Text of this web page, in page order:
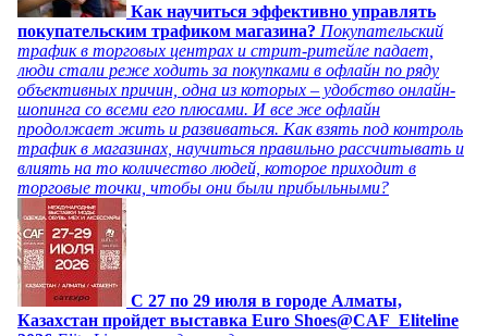
Как научиться эффективно управлять
покупательским трафиком магазина? Покупательский
трафик в торговых центрах и стрит-ритейле падает,
люди стали реже ходить за покупками в офлайн по ряду
объективных причин, одна из которых – удобство онлайн-
шопинга со всеми его плюсами. И все же офлайн
продолжает жить и развиваться. Как взять под контроль
трафик в магазинах, научиться правильно рассчитывать и
влиять на то количество людей, которое приходит в
торговые точки, чтобы они были прибыльными?
C 27 по 29 июля в городе Алматы,
Казахстан пройдет выставка Euro Shoes@CAF_Eliteline